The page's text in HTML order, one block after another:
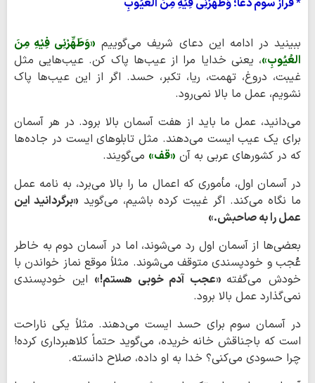
* فراز سوم دعا؛ وَطَهِّرْنِی فِیْهِ مِنَ العُیُوبِ
ببینید در ادامه این دعای شریف می‌گوییم «وَطَهِّرْنِی فِیْهِ مِنَ
العُیُوبِ»، یعنی خدایا مرا از عیب‌ها پاک کن. عیب‌هایی مثل
غیبت، دروغ، تهمت، ریا، تکبر، حسد. اگر از این عیب‌ها پاک
نشویم، عمل ما بالا نمی‌رود.
می‌دانید، عمل ما باید از هفت آسمان بالا برود. در هر آسمان
برای یک عیب ایست می‌دهند. مثل تابلوهای ایست در جاده‌ها
که در کشورهای عربی به آن «قف» می‌گویند.
در آسمان اول، مأموری که اعمال ما را بالا می‌برد، به نامه عمل
ما نگاه می‌کند. اگر غیبت کرده باشیم، می‌گوید «برگردانید این
عمل را به صاحبش.»
بعضی‌ها از آسمان اول رد می‌شوند، اما در آسمان دوم به خاطر
عُجب و خودپسندی متوقف می‌شوند. مثلاً موقع نماز خواندن با
خودش می‌گفته «عجب آدم خوبی هستم!» این خودپسندی
نمی‌گذارد عمل بالا برود.
در آسمان سوم برای حسد ایست می‌دهند. مثلاً یکی ناراحت
است که باجناقش خانه خریده، می‌گوید حتماً کلاهبرداری کرده!
چرا حسودی می‌کنی؟ خدا به او داده، صلاح دانسته.